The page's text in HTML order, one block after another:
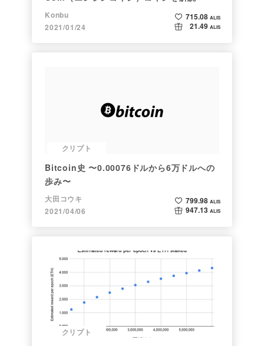
Konbu
2021/01/24
715.08 ALIS
21.49 ALIS
クリプト
Bitcoin史 〜0.00076ドルから6万ドルへの
歩み〜
大田コウキ
2021/04/06
799.98 ALIS
947.13 ALIS
クリプト